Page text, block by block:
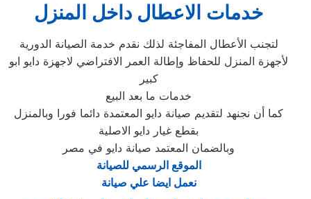
خدمات الاعطال داخل المنزل
لتجنب الأعطال المفاجئة لذلك نقدم خدمة الصيانة الدورية
لأجهزة المنزل للحفاظ وإطالة العمر الافتراضي لاجهزة دايو ابو
كبير
خدمات ما بعد البيع
كما أن نجنهد لتقديم صيانة دايو المعتمدة دائما فورا وبالمنزل
بقطع غيار دايو الاصلية
وبالضمان المعتمد صيانة دايو في مصر
الموقع الرسمي للصيانة
نعمل ايضا علي صيانة